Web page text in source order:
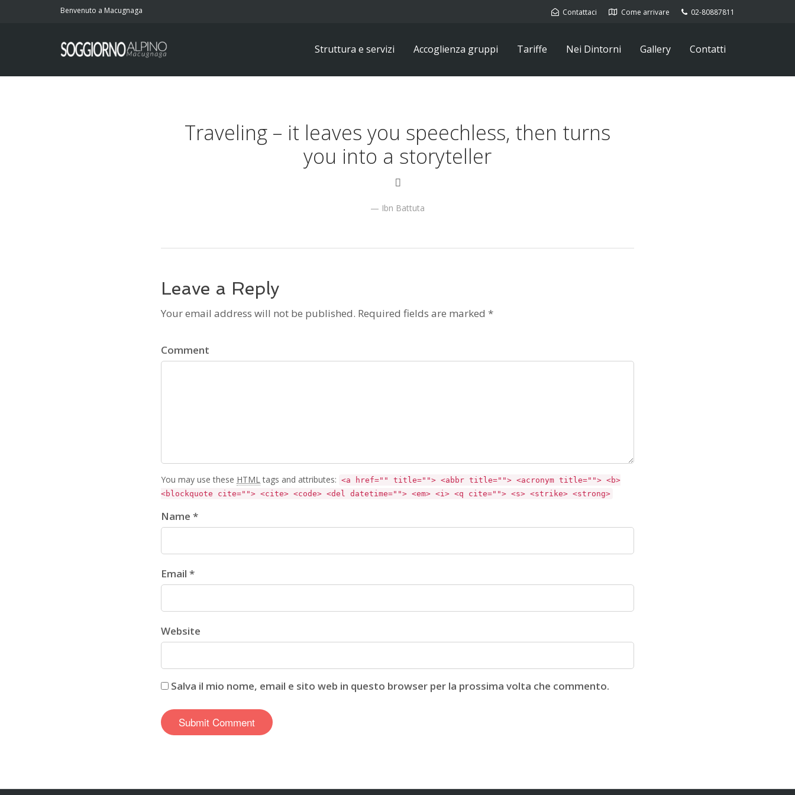
Benvenuto a Macugnaga Contattaci Come arrivare 02-80887811
Struttura e servizi Accoglienza gruppi Tariffe Nei Dintorni Gallery Contatti
Traveling – it leaves you speechless, then turns
you into a storyteller
Ibn Battuta
Leave a Reply
Your email address will not be published. Required fields are marked *
Comment
You may use these HTMLtags and attributes: <a href="" title=""> <abbr title=""> <acronym title=""> <b>
<blockquote cite=""> <cite> <code> <del datetime=""> <em> <i> <q cite=""> <s> <strike> <strong>
Name *
Email *
Website
Salva il mio nome, email e sito web in questo browser per la prossima volta che commento.